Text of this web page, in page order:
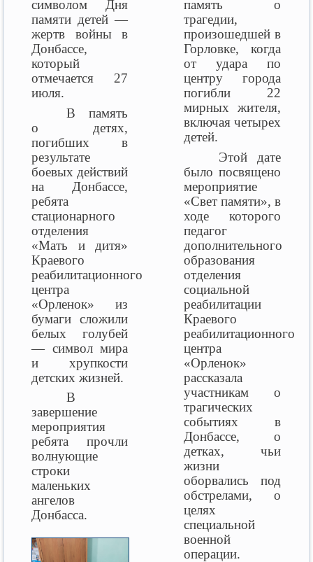
символом Дня
памяти детей —
жертв войны в
Донбассе,
который
отмечается 27
июля.
В память
о детях,
погибших в
результате
боевых действий
на Донбассе,
ребята
стационарного
отделения
«Мать и дитя»
Краевого
реабилитационного
центра
«Орленок» из
бумаги сложили
белых голубей
— символ мира
и хрупкости
детских жизней.
В
завершение
мероприятия
ребята прочли
волнующие
строки
маленьких
ангелов
Донбасса.
память о
трагедии,
произошедшей в
Горловке, когда
от удара по
центру города
погибли 22
мирных жителя,
включая четырех
детей.
Этой дате
было посвящено
мероприятие
«Свет памяти», в
ходе которого
педагог
дополнительного
образования
отделения
социальной
реабилитации
Краевого
реабилитационного
центра
«Орленок»
рассказала
участникам о
трагических
событиях в
Донбассе, о
детках, чьи
жизни
оборвались под
обстрелами, о
целях
специальной
военной
операции.